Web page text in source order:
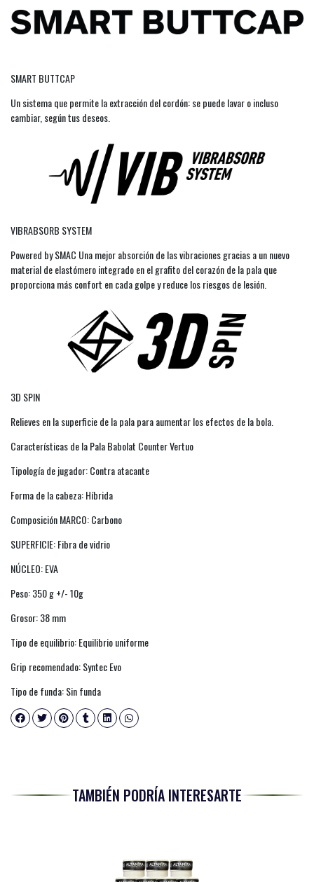
SMART BUTTCAP
Un sistema que permite la extracción del cordón: se puede lavar o incluso
cambiar, según tus deseos.
VIBRABSORB SYSTEM
Powered by SMAC Una mejor absorción de las vibraciones gracias a un nuevo
material de elastómero integrado en el grafito del corazón de la pala que
proporciona más confort en cada golpe y reduce los riesgos de lesión.
3D SPIN
Relieves en la superficie de la pala para aumentar los efectos de la bola.
Características de la Pala Babolat Counter Vertuo
Tipología de jugador: Contra atacante
Forma de la cabeza: Híbrida
Composición MARCO: Carbono
SUPERFICIE: Fibra de vidrio
NÚCLEO: EVA
Peso: 350 g +/- 10g
Grosor: 38 mm
Tipo de equilibrio: Equilibrio uniforme
Grip recomendado: Syntec Evo
Tipo de funda: Sin funda
TAMBIÉN PODRÍA INTERESARTE